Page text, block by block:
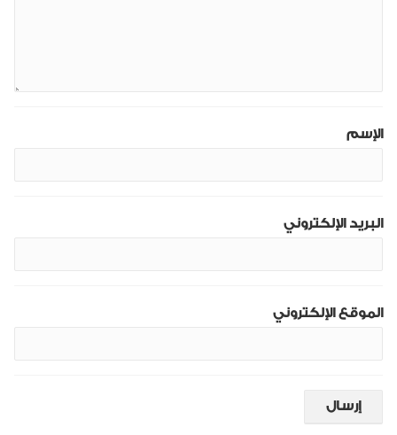
الإسم
البريد الإلكتروني
الموقع الإلكتروني